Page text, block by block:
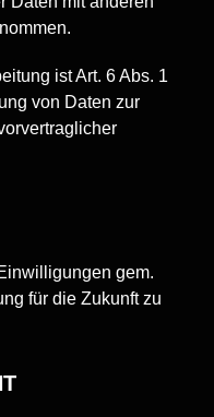
ist Art. 6 Abs. 1
von Daten zur
gem.
für die Zukunft zu